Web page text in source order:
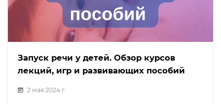
Запуск речи у детей. Обзор курсов
лекций, игр и развивающих пособий
2 мая 2024 г.